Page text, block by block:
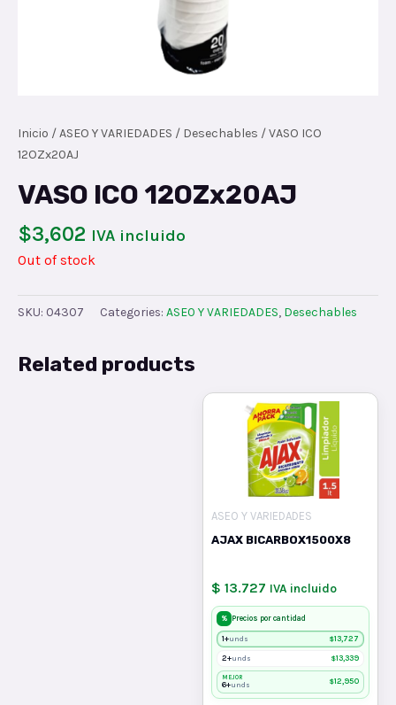
Inicio /ASEO Y VARIEDADES / Desechables / VASO ICO
12OZx20AJ
VASO ICO 12OZx20AJ
$3,602 IVA incluido
Out of stock
SKU: 04307 Categories: ASEO Y VARIEDADES, Desechables
Related products
ASEO Y VARIEDADES
AJAX BICARBOX1500X8
$ 13.727 IVA incluido
% Precios por cantidad
1+unds $13,727
2+unds $13,339
MEJOR
6+unds $12,950